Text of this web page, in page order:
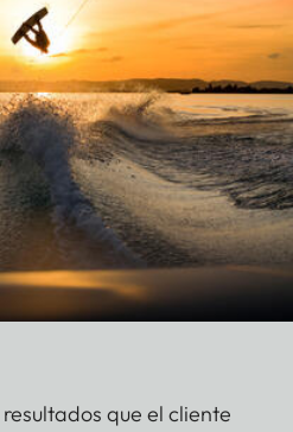
que el cliente